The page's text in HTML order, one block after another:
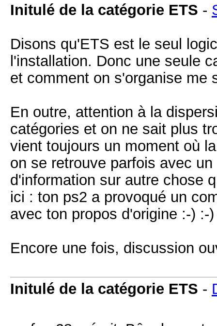
Initulé de la catégorie ETS -
Disons qu'ETS est le seul
l'installation. Donc une seule
et comment on s'organise me
En outre, attention à la
catégories et on ne sait plus
vient toujours un moment où
on se retrouve parfois avec
d'information sur autre chose
ici : ton ps2 a provoqué un
avec ton propos d'origine :-) :-)
Encore une fois, discussion
Initulé de la catégorie ETS -